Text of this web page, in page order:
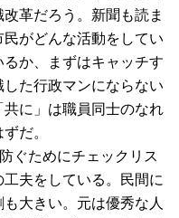
革だろう。新聞も読ま
がどんな活動をしてい
か、まずはキャッチす
た行政マンにならない
に」は職員同士のなれ
だ。
ぐためにチェックリス
夫をしている。民間に
大きい。元は優秀な人